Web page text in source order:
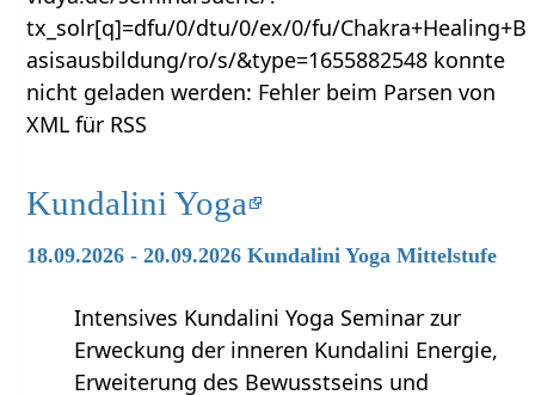
tx_solr[q]=dfu/0/dtu/0/ex/0/fu/Chakra+Healing+B
asisausbildung/ro/s/&type=1655882548 konnte
nicht geladen werden: Fehler beim Parsen von
XML für RSS
Kundalini Yoga
18.09.2026 - 20.09.2026 Kundalini Yoga Mittelstufe
Intensives Kundalini Yoga Seminar zur
Erweckung der inneren Kundalini Energie,
Erweiterung des Bewusstseins und